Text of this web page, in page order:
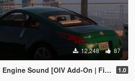
12,248 87
Sound [OIV Add-On | FiveM] 1.0